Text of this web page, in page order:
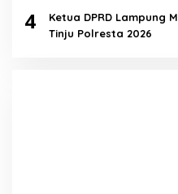
4
Ketua DPRD Lampung
Tinju Polresta 2026